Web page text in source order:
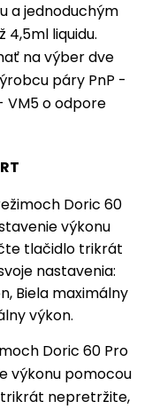
a jednoduchým
liquidu.
na výber dve
páry PnP -
VM5 o odpore
Doric 60 Pro
výkonu pomocou
nepretržite,